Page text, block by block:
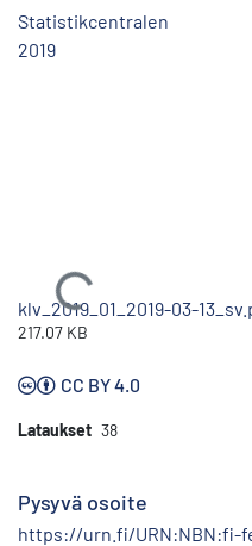
Statistikcentralen
2019
Ladataan...
klv_2019_01_2019-03-
217.07 KB
CC BY 4.0
Lataukset 38
Pysyvä osoite
https://urn.fi/URN:NBN:fi-